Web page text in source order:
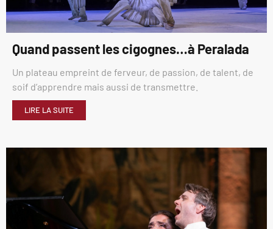
Quand passent les cigognes…à Peralada
Un plateau empreint de ferveur, de passion, de talent, de
soif d’apprendre mais aussi de transmettre.
LIRE LA SUITE